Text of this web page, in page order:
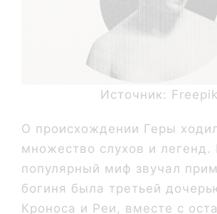
Источник: Freepik
О происхождении Геры
множество слухов и легенд.
популярный миф звучал
богиня была третьей
Кроноса и Реи, вместе с